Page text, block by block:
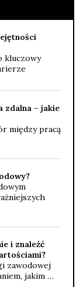
kluczowy
zdalna – jakie
między pracą
i znaleźć
zawodowej
jakim …